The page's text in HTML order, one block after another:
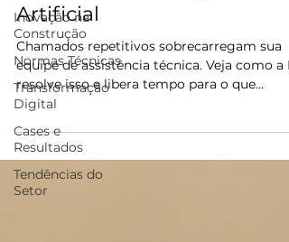
Inovação na
Construção
Normas Técnicas
Transformação
Digital
Cases e
Resultados
Tendências do
Setor
Artificial
Chamados repetitivos sobrecarregam sua
equipe de assistência técnica. Veja como a
resolve isso e libera tempo para o que
importa.